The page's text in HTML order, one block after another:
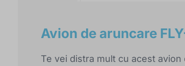
Avion de aruncare
Te vei distra mult cu acest